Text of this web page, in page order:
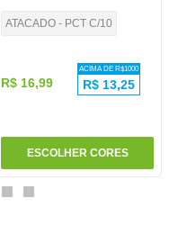
ATACADO - PCT C/10
R$ 16,99
ACIMA DE R$1000
R$ 13,25
ESCOLHER CORES